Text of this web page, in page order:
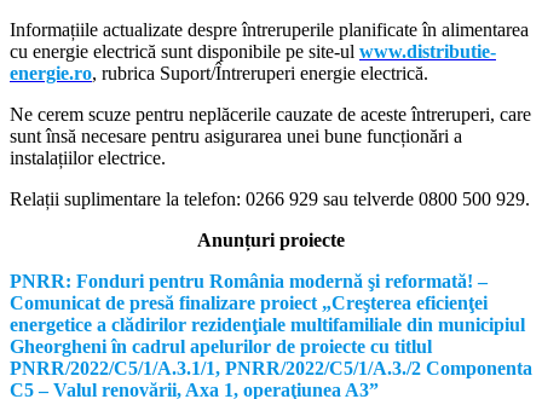
Informațiile actualizate despre întreruperile planificate în alimentarea
cu energie electrică sunt disponibile pe site-ul www.distributie-
energie.ro, rubrica Suport/Întreruperi energie electrică.
Ne cerem scuze pentru neplăcerile cauzate de aceste întreruperi, care
sunt însă necesare pentru asigurarea unei bune funcționări a
instalațiilor electrice.
Relații suplimentare la telefon: 0266 929 sau telverde 0800 500 929.
Anunțuri proiecte
PNRR: Fonduri pentru România modernă şi reformată! –
Comunicat de presă finalizare proiect „Creşterea eficienţei
energetice a clădirilor rezidenţiale multifamiliale din municipiul
Gheorgheni în cadrul apelurilor de proiecte cu titlul
PNRR/2022/C5/1/A.3.1/1, PNRR/2022/C5/1/A.3./2 Componenta
C5 – Valul renovării, Axa 1, operaţiunea A3”